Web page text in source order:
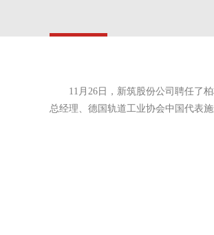
11月26日，新筑股份公司聘任了
总经理、德国轨道工业协会中国代表